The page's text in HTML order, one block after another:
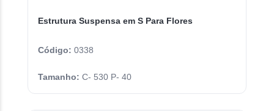
Estrutura Suspensa em S Para Flores
Código: 0338
Tamanho: C- 530 P- 40